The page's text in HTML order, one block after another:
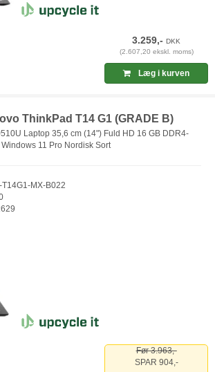
3.259,-DKK
(2.607,20 ekskl. moms)
Læg i kurven
ThinkPad T14 G1 (GRADE B)
Laptop 35,6 cm (14") Fuld HD 16 GB DDR4-
11 Pro Nordisk Sort
MX-B022
Før 3.963,-
SPAR 904,-